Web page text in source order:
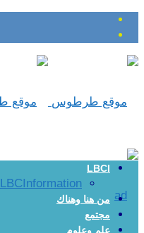
LBCI
LBCInformation
من هنا وهناك
مجتمع
علم وعلوم